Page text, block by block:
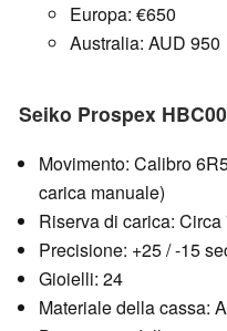
Europa: €650
Australia: AUD 950
Seiko Prospex
Movimento: Calibro
carica manuale)
Riserva di carica: Circa
Precisione: +25 / -15
Gioielli: 24
Materiale della cassa: